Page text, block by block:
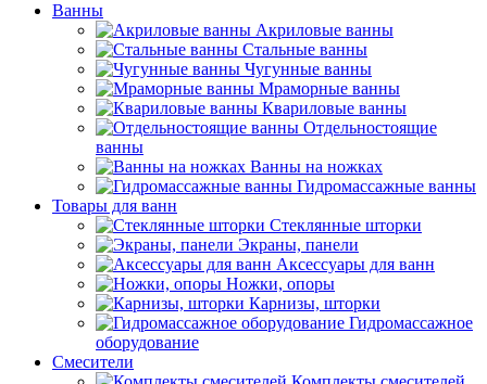
Ванны
Акриловые ванны
Стальные ванны
Чугунные ванны
Мраморные ванны
Квариловые ванны
Отдельностоящие
ванны
Ванны на ножках
Гидромассажные ванны
Товары для ванн
Стеклянные шторки
Экраны, панели
Аксессуары для ванн
Ножки, опоры
Карнизы, шторки
Гидромассажное
оборудование
Смесители